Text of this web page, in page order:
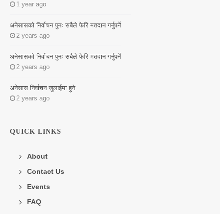
1 year ago
अनेसासको निर्वाचन पुनः सबैले फेरि मतदान गर्नुपर्ने
2 years ago
अनेसासको निर्वाचन पुनः सबैले फेरि मतदान गर्नुपर्ने
2 years ago
अनेसास निर्वाचन जुलाईमा हुने
2 years ago
QUICK LINKS
About
Contact Us
Events
FAQ